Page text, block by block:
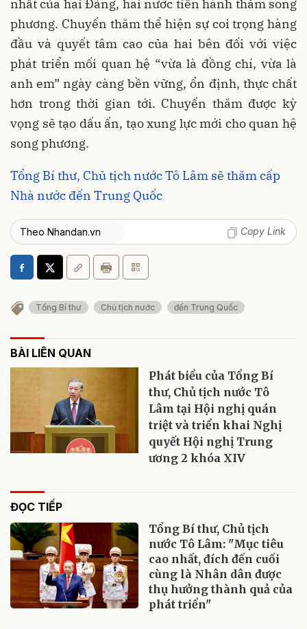
nhất của hai Đảng, hai nước tiến hành thăm song
phương. Chuyến thăm thể hiện sự coi trọng hàng
đầu và quyết tâm cao của hai bên đối với việc
phát triển mối quan hệ “vừa là đồng chí, vừa là
anh em” ngày càng bền vững, ổn định, thực chất
hơn trong thời gian tới. Chuyến thăm được kỳ
vọng sẽ tạo dấu ấn, tạo xung lực mới cho quan hệ
song phương.
Tổng Bí thư, Chủ tịch nước Tô Lâm sẽ thăm cấp
Nhà nước đến Trung Quốc
Theo Nhandan.vn Copy Link
Tổng Bí thư Chủ tịch nước đến Trung Quốc
BÀI LIÊN QUAN
Phát biểu của Tổng Bí
thư, Chủ tịch nước Tô
Lâm tại Hội nghị quán
triệt và triển khai Nghị
quyết Hội nghị Trung
ương 2 khóa XIV
ĐỌC TIẾP
Tổng Bí thư, Chủ tịch
nước Tô Lâm: "Mục tiêu
cao nhất, đích đến cuối
cùng là Nhân dân được
thụ hưởng thành quả của
phát triển"